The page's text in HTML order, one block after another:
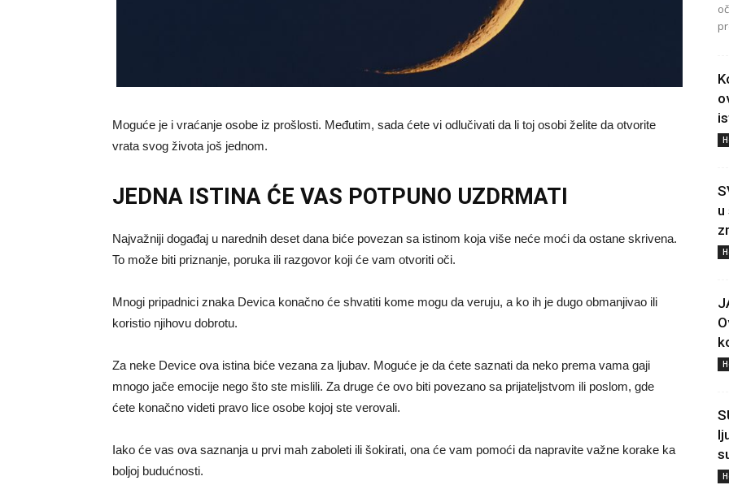
Moguće je i vraćanje osobe iz prošlosti. Međutim, sada ćete vi odlučivati da li toj osobi želite da otvorite
vrata svog života još jednom.
JEDNA ISTINA ĆE VAS POTPUNO UZDRMATI
Najvažniji događaj u narednih deset dana biće povezan sa istinom koja više neće moći da ostane skrivena.
To može biti priznanje, poruka ili razgovor koji će vam otvoriti oči.
Mnogi pripadnici znaka Devica konačno će shvatiti kome mogu da veruju, a ko ih je dugo obmanjivao ili
koristio njihovu dobrotu.
Za neke Device ova istina biće vezana za ljubav. Moguće je da ćete saznati da neko prema vama gaji
mnogo jače emocije nego što ste mislili. Za druge će ovo biti povezano sa prijateljstvom ili poslom, gde
ćete konačno videti pravo lice osobe kojoj ste verovali.
Iako će vas ova saznanja u prvi mah zaboleti ili šokirati, ona će vam pomoći da napravite važne korake ka
boljoj budućnosti.
u